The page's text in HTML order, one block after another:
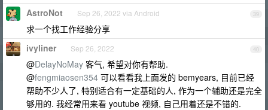
39
AstroNot Sep 26, 2022 via Android
求一个找工作经验分享
40
ivyliner Sep 26, 2022
@DelayNoMay 客气, 希望对你有帮助.
@fengmiaosen354 可以看看我上面发的 bemyears, 目前已经
帮助不少人了, 特别适合有一定基础的人, 作为一个辅助还是完全
够用的. 我经常用来看 youtube 视频, 自己用着还是不错的.